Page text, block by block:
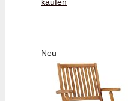
kaufen
Neu